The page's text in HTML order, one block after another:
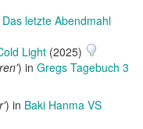
Das letzte Abendmahl
Light (2025)
) in Gregs Tagebuch 3
) in Baki Hanma VS